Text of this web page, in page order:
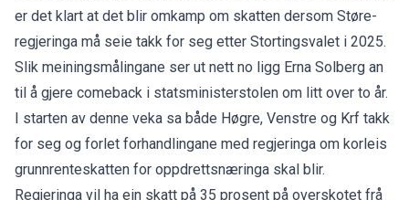
er det klart at det blir omkamp om skatten dersom Støre-
regjeringa må seie takk for seg etter Stortingsvalet i 2025.
Slik meiningsmålingane ser ut nett no ligg Erna Solberg an
til å gjere comeback i statsministerstolen om litt over to år.
I starten av denne veka sa både Høgre, Venstre og Krf takk
for seg og forlet forhandlingane med regjeringa om korleis
grunnrenteskatten for oppdrettsnæringa skal blir.
Regjeringa vil ha ein skatt på 35 prosent på overskotet frå